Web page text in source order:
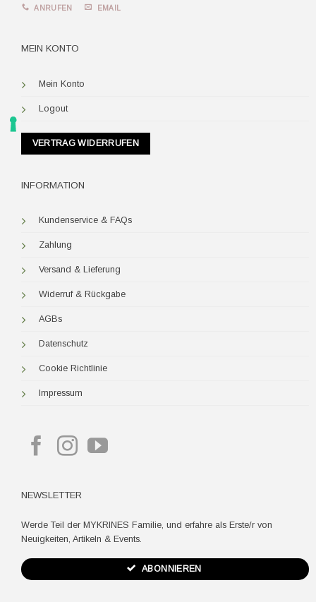
ANRUFEN EMAIL
MEIN KONTO
Mein Konto
Logout
VERTRAG WIDERRUFEN
INFORMATION
Kundenservice & FAQs
Zahlung
Versand & Lieferung
Widerruf & Rückgabe
AGBs
Datenschutz
Cookie Richtlinie
Impressum
NEWSLETTER
Werde Teil der MYKRINES Familie, und erfahre als Erste/r von
Neuigkeiten, Artikeln & Events.
ABONNIEREN